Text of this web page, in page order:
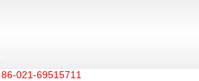
021-69515711